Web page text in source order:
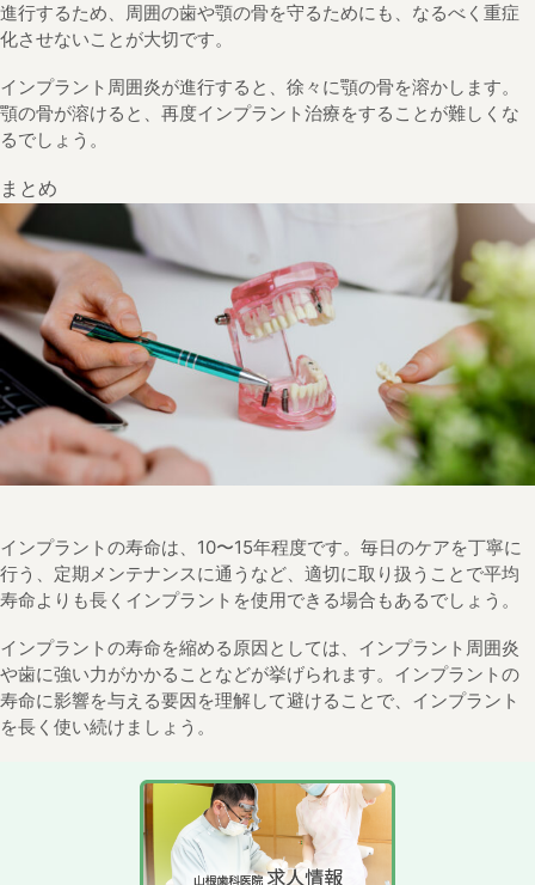
進行するため、周囲の歯や顎の骨を守るためにも、なるべく重症
化させないことが大切です。
インプラント周囲炎が進行すると、徐々に顎の骨を溶かします。
顎の骨が溶けると、再度インプラント治療をすることが難しくな
るでしょう。
まとめ
インプラントの寿命は、10〜15年程度です。毎日のケアを丁寧に
行う、定期メンテナンスに通うなど、適切に取り扱うことで平均
寿命よりも長くインプラントを使用できる場合もあるでしょう。
インプラントの寿命を縮める原因としては、インプラント周囲炎
や歯に強い力がかかることなどが挙げられます。インプラントの
寿命に影響を与える要因を理解して避けることで、インプラント
を長く使い続けましょう。